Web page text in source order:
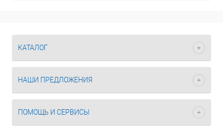
КАТАЛОГ
НАШИ ПРЕДЛОЖЕНИЯ
ПОМОЩЬ И СЕРВИСЫ